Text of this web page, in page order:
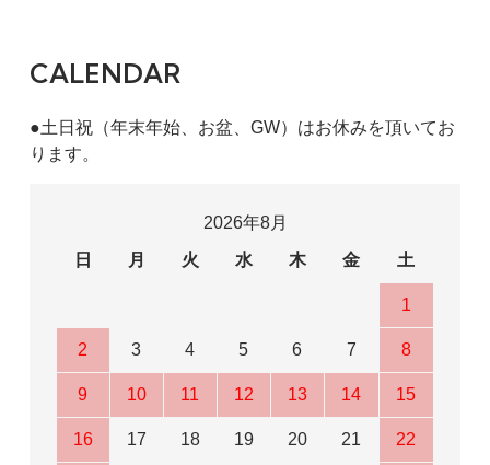
CALENDAR
●土日祝（年末年始、お盆、GW）はお休みを頂いてお
ります。
2026年8月
日
月 火 水 木 金 土
1
2 3 4 5 6 7 8
9 10 11 12 13 14 15
16 17 18 19 20 21 22